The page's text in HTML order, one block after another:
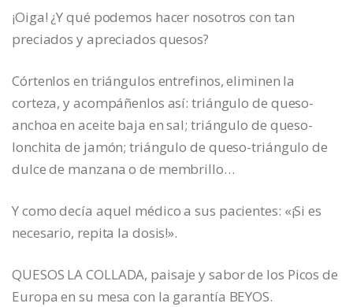
¡Oiga! ¿Y qué podemos hacer nosotros con tan
preciados y apreciados quesos?
Córtenlos en triángulos entrefinos, eliminen la
corteza, y acompáñenlos así: triángulo de queso-
anchoa en aceite baja en sal; triángulo de queso-
lonchita de jamón; triángulo de queso-triángulo de
dulce de manzana o de membrillo…
Y como decía aquel médico a sus pacientes: «¡Si es
necesario, repita la dosis!».
QUESOS LA COLLADA, paisaje y sabor de los Picos de
Europa en su mesa con la garantía BEYOS.